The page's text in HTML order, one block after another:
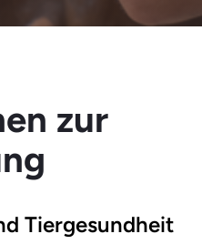
zur
Tiergesundheit